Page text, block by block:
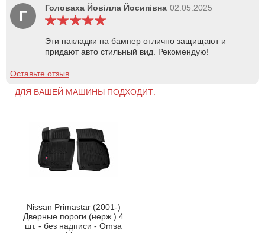
Г Головаха Йовілла Йосипівна 02.05.2025
Эти накладки на бампер отлично защищают и
придают авто стильный вид. Рекомендую!
Оставьте отзыв
ДЛЯ ВАШЕЙ МАШИНЫ ПОДХОДИТ:
Nissan Primastar (2001-)
Дверные пороги (нерж.) 4
шт. - без надписи - Omsa